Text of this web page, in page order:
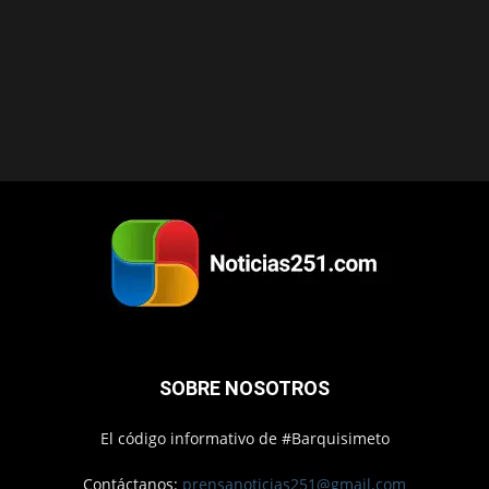
SOBRE NOSOTROS
El código informativo de #Barquisimeto
Contáctanos: prensanoticias251@gmail.com